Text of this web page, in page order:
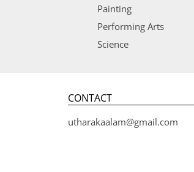
Painting
Performing Arts
Science
CONTACT
utharakaalam@gmail.com